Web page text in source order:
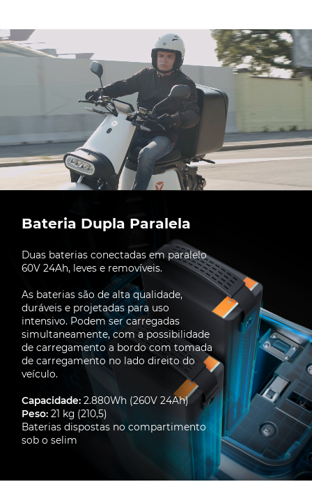
Bateria Dupla Paralela
Duas baterias conectadas em paralelo
60V 24Ah, leves e removíveis.
As baterias são de alta qualidade,
duráveis e projetadas para uso
intensivo. Podem ser carregadas
simultaneamente, com a possibilidade
de carregamento a bordo com tomada
de carregamento no lado direito do
veículo.
Capacidade: 2.880Wh (260V 24Ah)
Peso:21 kg (210,5)
Baterias dispostas no compartimento
sob o selim